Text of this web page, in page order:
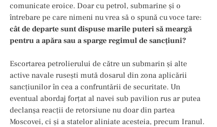
comunicate eroice. Doar cu petrol, submarine și o
întrebare pe care nimeni nu vrea să o spună cu voce tare:
cât de departe sunt dispuse marile puteri să meargă
pentru a apăra sau a sparge regimul de sancțiuni?
Escortarea petrolierului de către un submarin și alte
active navale rusești mută dosarul din zona aplicării
sancțiunilor în cea a confruntării de securitate. Un
eventual abordaj forțat al navei sub pavilion rus ar putea
declanșa reacții de retorsiune nu doar din partea
Moscovei, ci și a statelor aliniate acesteia, precum Iranul.